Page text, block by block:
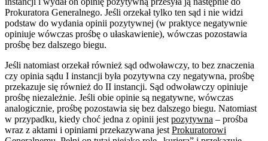
Prokuratora Generalnego. Jeśli orzekał tylko ten sąd i nie widzi
podstaw do wydania opinii pozytywnej (w praktyce negatywnie
opiniuje wówczas prośbę o ułaskawienie), wówczas pozostawia
prośbę bez dalszego biegu.
Jeśli natomiast orzekał również sąd odwoławczy, to bez znaczenia
czy opinia sądu I instancji była pozytywna czy negatywna, prośbę
przekazuje się również do II instancji. Sąd odwoławczy opiniuje
prośbę niezależnie. Jeśli obie opinie są negatywne, wówczas
analogicznie, prośbę pozostawia się bez dalszego biegu. Natomiast
w przypadku, kiedy choć jedna z opinii jest pozytywna – prośba
wraz z aktami i opiniami przekazywana jest Prokuratorowi